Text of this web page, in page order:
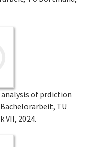
of prdiction
TU
2024.